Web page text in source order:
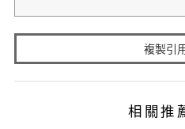
複製引
相關推